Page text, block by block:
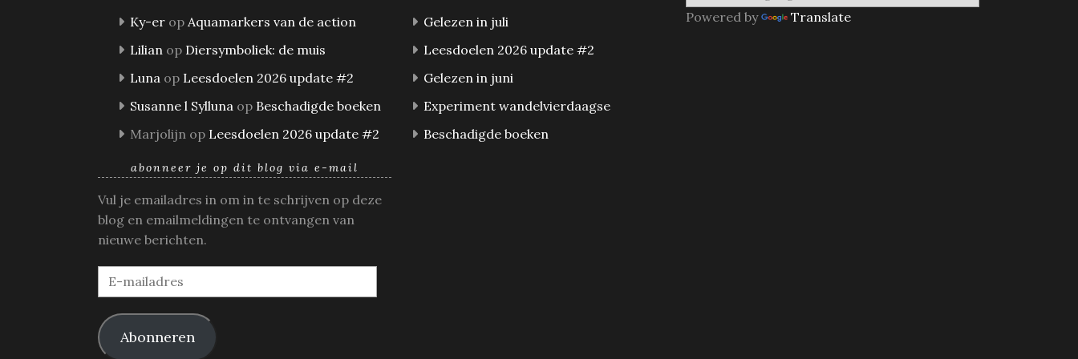
Ky-er op Aquamarkers van de action
Lilian op Diersymboliek: de muis
Luna op Leesdoelen 2026 update #2
Susanne l Sylluna op Beschadigde boeken
Marjolijn op Leesdoelen 2026 update #2
Gelezen in juli
Leesdoelen 2026 update #2
Gelezen in juni
Experiment wandelvierdaagse
Beschadigde boeken
Powered by Translate
abonneer je op dit blog via e-mail
Vul je emailadres in om in te schrijven op deze
blog en emailmeldingen te ontvangen van
nieuwe berichten.
E-
mailadres
Abonneren